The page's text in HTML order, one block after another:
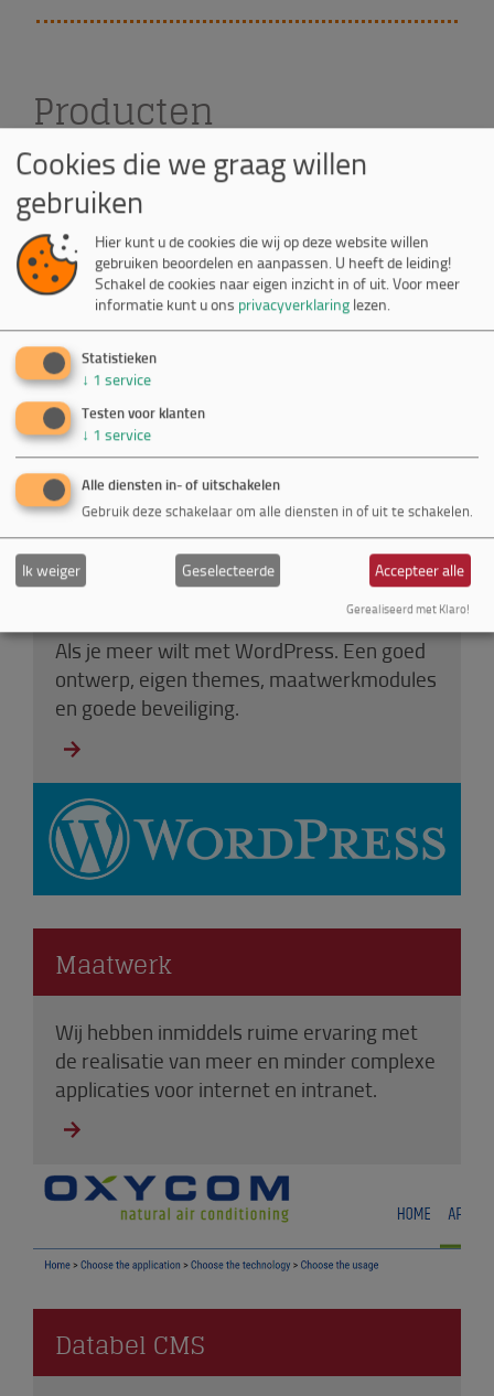
Producten
Medusa CMS
Dit CMS heeft Medusa ontwikkeld om al je
uitingen op internet, intranet, extranet of
app te kunnen onderhouden.
WordPress CMS
Als je meer wilt met WordPress. Een goed
ontwerp, eigen themes, maatwerkmodules
en goede beveiliging.
Maatwerk
Wij hebben inmiddels ruime ervaring met
de realisatie van meer en minder complexe
applicaties voor internet en intranet.
Databel CMS
Cookies die we graag willen
gebruiken
Hier kunt u de cookies die wij op deze website willen
gebruiken beoordelen en aanpassen. U heeft de leiding!
Schakel de cookies naar eigen inzicht in of uit. Voor meer
informatie kunt u ons privacyverklaring lezen.
Statistieken
↓ 1 service
Testen voor klanten
↓ 1 service
Alle diensten in- of uitschakelen
Gebruik deze schakelaar om alle diensten in of uit te schakelen.
Ik weiger Geselecteerde Accepteer alle
Gerealiseerd met Klaro!